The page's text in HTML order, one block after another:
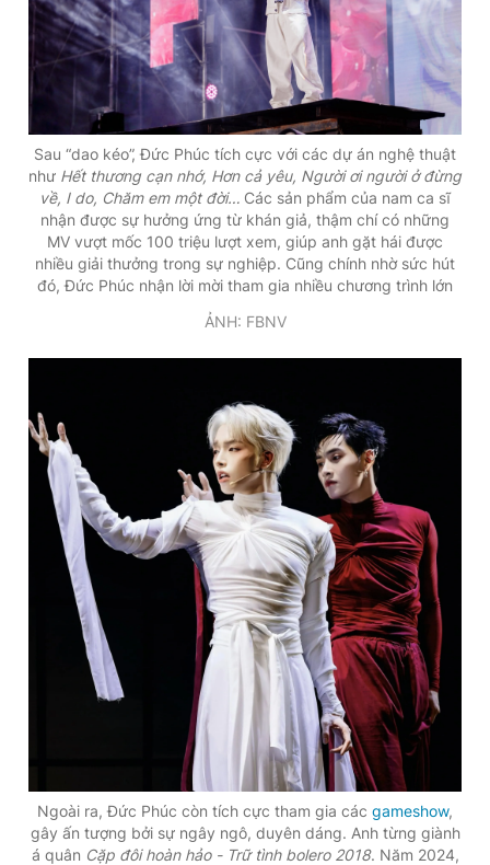
Sau “dao kéo”, Đức Phúc tích cực với các dự án nghệ thuật
như Hết thương cạn nhớ, Hơn cả yêu, Người ơi người ở đừng
về, I do, Chăm em một đời… Các sản phẩm của nam ca sĩ
nhận được sự hưởng ứng từ khán giả, thậm chí có những
MV vượt mốc 100 triệu lượt xem, giúp anh gặt hái được
nhiều giải thưởng trong sự nghiệp. Cũng chính nhờ sức hút
đó, Đức Phúc nhận lời mời tham gia nhiều chương trình lớn
ẢNH: FBNV
Ngoài ra, Đức Phúc còn tích cực tham gia các gameshow,
gây ấn tượng bởi sự ngây ngô, duyên dáng. Anh từng giành
á quân Cặp đôi hoàn hảo - Trữ tình bolero 2018. Năm 2024,